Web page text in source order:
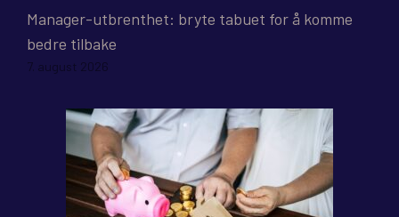
Manager-utbrenthet: bryte tabuet for å komme
bedre tilbake
7. august 2026